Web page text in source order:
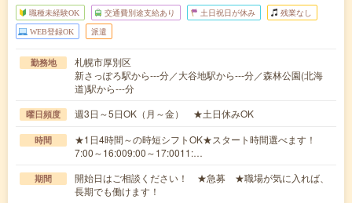
職種未経験OK 交通費別途支給あり 土日祝日が休み 残業なし
WEB登録OK 派遣
勤務地
札幌市厚別区
新さっぽろ駅から---分／大谷地駅から---分／森林公園(北海
道)駅から---分
曜日頻度 週3日～5日OK（月～金） ★土日休みOK
時間
★1日4時間～の時短シフトOK★スタート時間選べます！
7:00～16:009:00～17:0011:…
期間
開始日はご相談ください！ ★急募 ★職場が気に入れば、
長期でも働けます！